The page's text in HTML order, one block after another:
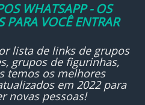
WHATSAPP - OS
PARA VOCÊ ENTRAR
lista de links de grupos
grupos de figurinhas,
temos os melhores
em 2022 para
novas pessoas!